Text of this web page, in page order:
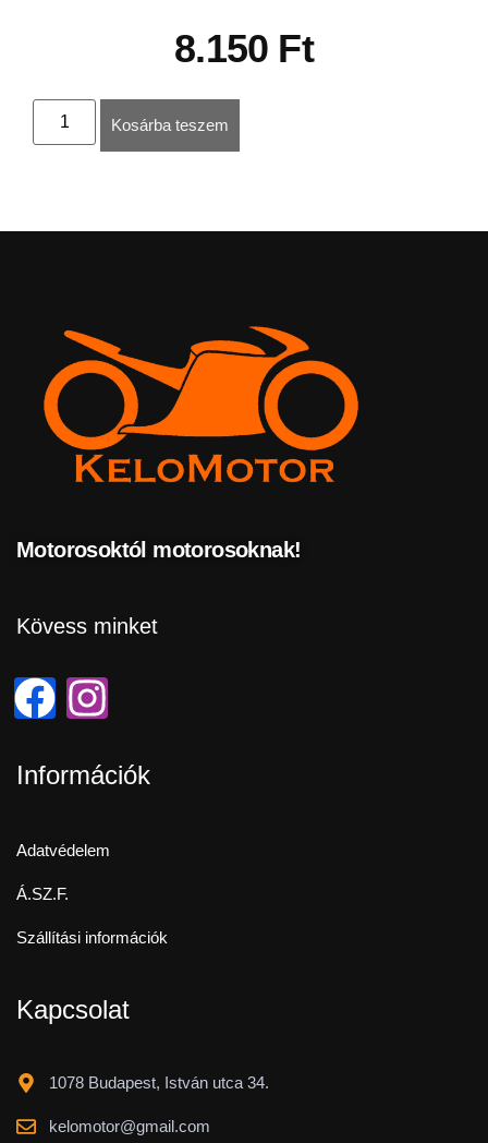
8.150 Ft
Kosárba teszem
Motorosoktól motorosoknak!
Kövess minket
Információk
Adatvédelem
Á.SZ.F.
Szállítási információk
Kapcsolat
1078 Budapest, István utca 34.
kelomotor@gmail.com